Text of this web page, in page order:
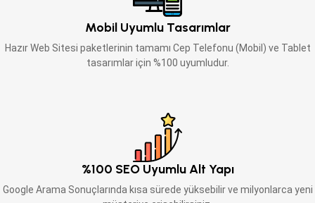
Mobil Uyumlu Tasarımlar
Hazır Web Sitesi paketlerinin tamamı Cep Telefonu (Mobil) ve Tablet
tasarımlar için %100 uyumludur.
%100 SEO Uyumlu Alt Yapı
Google Arama Sonuçlarında kısa sürede yüksebilir ve milyonlarca yeni